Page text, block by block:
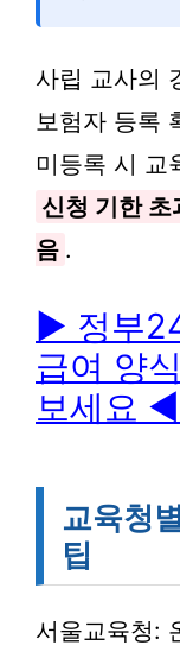
사립 교사의
보험자 등록
미등록 시 교
신청 기한 초
음 .
▶ 정부
급여 양
보세요 ◀
교육청
팁
서울교육청: